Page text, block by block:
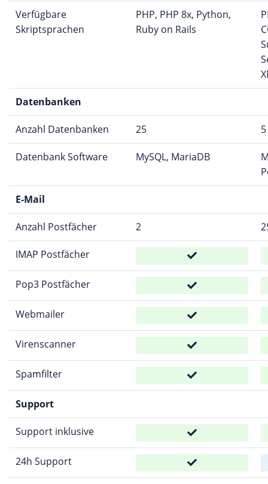
Verfügbare
Skriptsprachen
PHP, PHP 8x, Python,
Ruby on Rails
Datenbanken
Anzahl Datenbanken 25 5
Datenbank Software MySQL, MariaDB
E-Mail
Anzahl Postfächer 2
IMAP Postfächer
Pop3 Postfächer
Webmailer
Virenscanner
Spamfilter
Support
Support inklusive
24h Support